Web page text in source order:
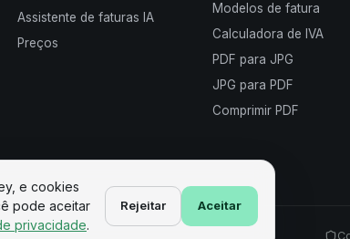
Assistente de faturas IA
Preços
Modelos de fatura
Calculadora de IVA
PDF para JPG
JPG para PDF
Comprimir PDF
e cookies
pode aceitar
privacidade.
Rejeitar Aceitar